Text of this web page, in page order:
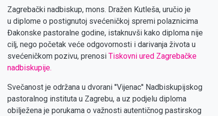
Zagrebački nadbiskup, mons. Dražen Kutleša, uručio je
u diplome o postignutoj svećeničkoj spremi polaznicima
Đakonske pastoralne godine, istaknuvši kako diploma nije
cilj, nego početak veće odgovornosti i darivanja života u
svećeničkom pozivu, prenosi Tiskovni ured Zagrebačke
nadbiskupije.
Svečanost je održana u dvorani ''Vijenac'' Nadbiskupijskog
pastoralnog instituta u Zagrebu, a uz podjelu diploma
obilježena je porukama o važnosti autentičnog pastirskog